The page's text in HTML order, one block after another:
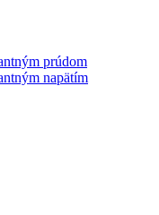
prúdom
napätím